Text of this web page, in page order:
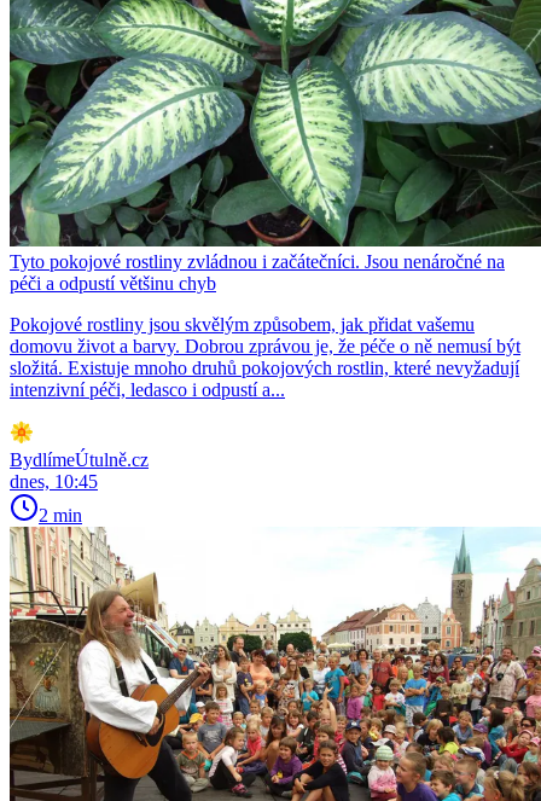
Tyto pokojové rostliny zvládnou i začátečníci. Jsou nenáročné na
péči a odpustí většinu chyb
Pokojové rostliny jsou skvělým způsobem, jak přidat vašemu
domovu život a barvy. Dobrou zprávou je, že péče o ně nemusí být
složitá. Existuje mnoho druhů pokojových rostlin, které nevyžadují
intenzivní péči, ledasco i odpustí a...
BydlímeÚtulně.cz
dnes, 10:45
2 min